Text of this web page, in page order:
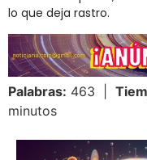
lo que deja rastro.
Palabras: 463 |
minutos